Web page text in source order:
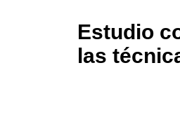
Estudio
las